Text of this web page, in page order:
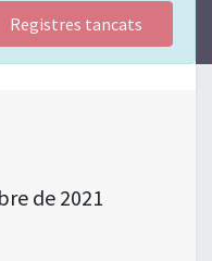
Registres tancats
de 2021